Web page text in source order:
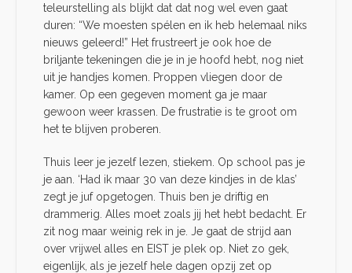
teleurstelling als blijkt dat dat nog wel even gaat
duren: “We moesten spélen en ik heb helemaal niks
nieuws geleerd!” Het frustreert je ook hoe de
briljante tekeningen die je in je hoofd hebt, nog niet
uit je handjes komen. Proppen vliegen door de
kamer. Op een gegeven moment ga je maar
gewoon weer krassen. De frustratie is te groot om
het te blijven proberen.
Thuis leer je jezelf lezen, stiekem. Op school pas je
je aan. ‘Had ik maar 30 van deze kindjes in de klas’
zegt je juf opgetogen. Thuis ben je driftig en
drammerig. Alles moet zoals jij het hebt bedacht. Er
zit nog maar weinig rek in je. Je gaat de strijd aan
over vrijwel alles en EIST je plek op. Niet zo gek,
eigenlijk, als je jezelf hele dagen opzij zet op